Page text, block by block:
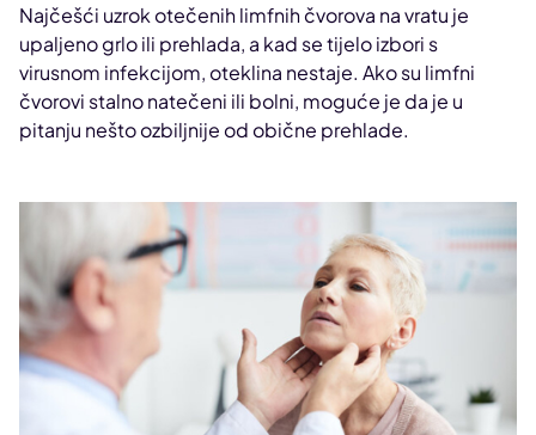
Najčešći uzrok otečenih limfnih čvorova na vratu je
upaljeno grlo ili prehlada, a kad se tijelo izbori s
virusnom infekcijom, oteklina nestaje. Ako su limfni
čvorovi stalno natečeni ili bolni, moguće je da je u
pitanju nešto ozbiljnije od obične prehlade.